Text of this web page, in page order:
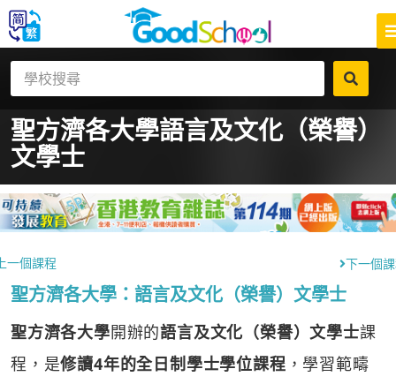
聖方濟各大學語言及文化（榮譽）
文學士
一個課程 下一個
聖方濟各大學：語言及文化（榮譽）文學士
聖方濟各大學開辦的語言及文化（榮譽）文學士課
程，是修讀4年的全日制學士學位課程 ，學習範疇